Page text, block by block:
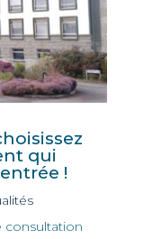
qui
!
consultation